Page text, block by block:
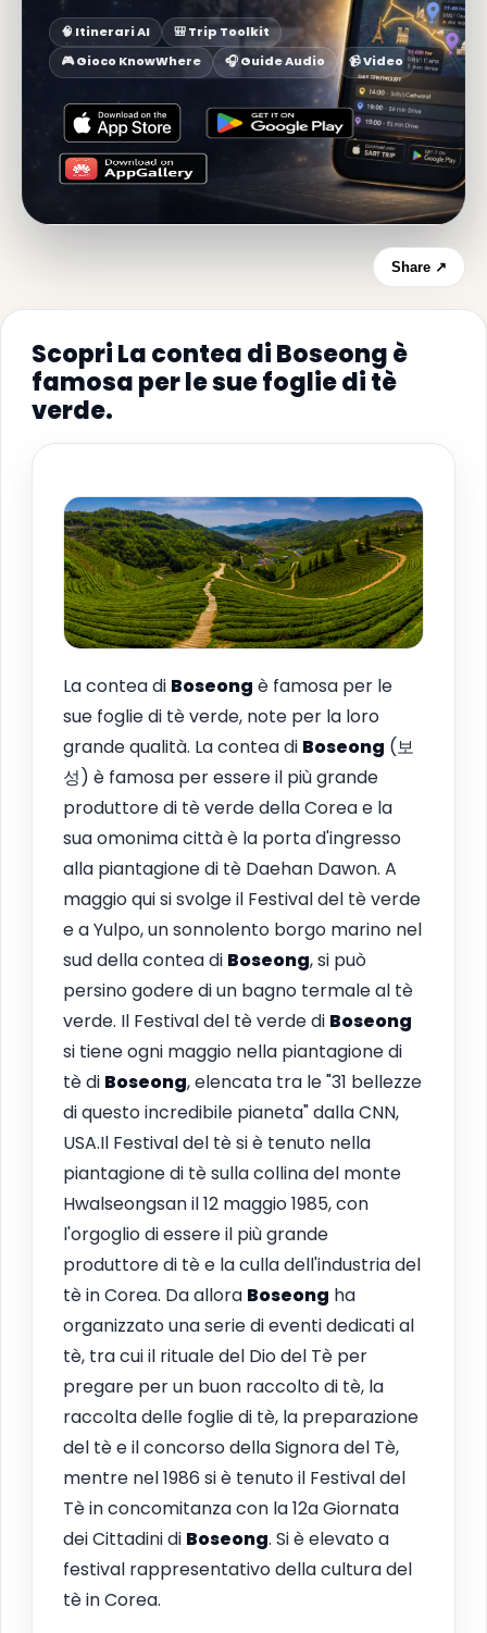
🧠 Itinerari AI
🎒 Trip Toolkit
🎮 Gioco KnowWhere
🎧 Guide Audio 📹 Video
Share ↗
Scopri La contea di Boseong è
famosa per le sue foglie di tè
verde.
La contea di Boseong è famosa per le
sue foglie di tè verde, note per la loro
grande qualità. La contea di Boseong (보
성) è famosa per essere il più grande
produttore di tè verde della Corea e la
sua omonima città è la porta d'ingresso
alla piantagione di tè Daehan Dawon. A
maggio qui si svolge il Festival del tè verde
e a Yulpo, un sonnolento borgo marino nel
sud della contea di Boseong, si può
persino godere di un bagno termale al tè
verde. Il Festival del tè verde di Boseong
si tiene ogni maggio nella piantagione di
tè di Boseong, elencata tra le "31 bellezze
di questo incredibile pianeta" dalla CNN,
USA.Il Festival del tè si è tenuto nella
piantagione di tè sulla collina del monte
Hwalseongsan il 12 maggio 1985, con
l'orgoglio di essere il più grande
produttore di tè e la culla dell'industria del
tè in Corea. Da allora Boseong ha
organizzato una serie di eventi dedicati al
tè, tra cui il rituale del Dio del Tè per
pregare per un buon raccolto di tè, la
raccolta delle foglie di tè, la preparazione
del tè e il concorso della Signora del Tè,
mentre nel 1986 si è tenuto il Festival del
Tè in concomitanza con la 12a Giornata
dei Cittadini di Boseong. Si è elevato a
festival rappresentativo della cultura del
tè in Corea.